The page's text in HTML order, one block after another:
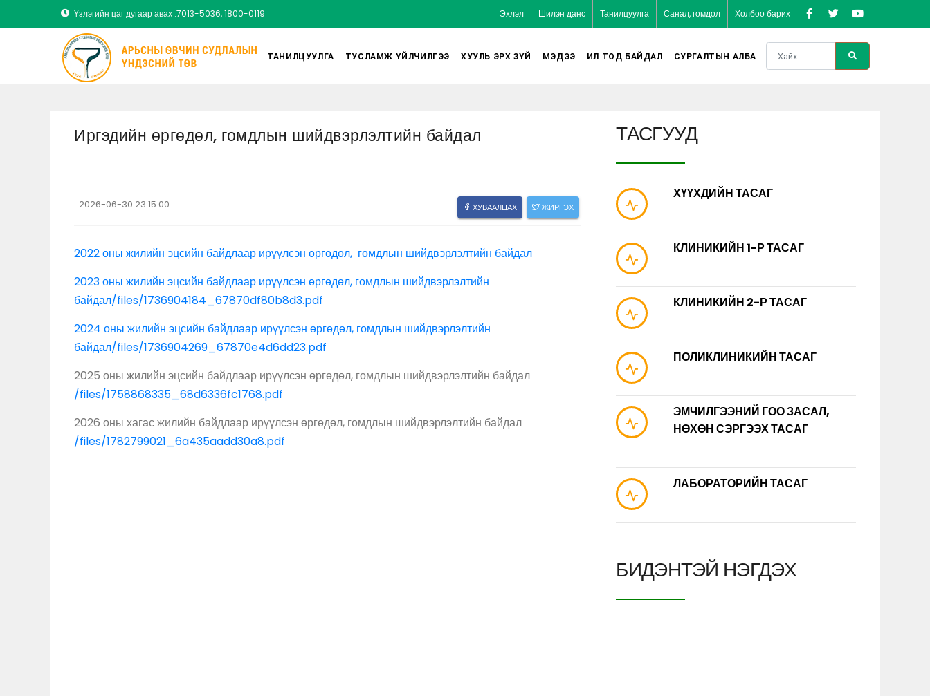
Үзлэгийн цаг дугаар авах :7013-5036, 1800-0119 Эхлэл Шилэн данс Танилцуулга Санал, гомдол Холбоо барих
ТАНИЛЦУУЛГА ТУСЛАМЖ ҮЙЛЧИЛГЭЭ ХУУЛЬ ЭРХ ЗҮЙ МЭДЭЭ ИЛ ТОД БАЙДАЛ СУРГАЛТЫН АЛБА
Иргэдийн өргөдөл, гомдлын шийдвэрлэлтийн байдал
2026-06-30 23:15:00 ХУВААЛЦАХ ЖИРГЭХ
2022 оны жилийн эцсийн байдлаар ирүүлсэн өргөдөл, гомдлын шийдвэрлэлтийн байдал
2023 оны жилийн эцсийн байдлаар ирүүлсэн өргөдөл, гомдлын шийдвэрлэлтийн
байдал/files/1736904184_67870df80b8d3.pdf
2024 оны жилийн эцсийн байдлаар ирүүлсэн өргөдөл, гомдлын шийдвэрлэлтийн
байдал/files/1736904269_67870e4d6dd23.pdf
2025 оны жилийн эцсийн байдлаар ирүүлсэн өргөдөл, гомдлын шийдвэрлэлтийн байдал
/files/1758868335_68d6336fc1768.pdf
2026 оны хагас жилийн байдлаар ирүүлсэн өргөдөл, гомдлын шийдвэрлэлтийн байдал
/files/1782799021_6a435aadd30a8.pdf
ТАСГУУД
ХҮҮХДИЙН ТАСАГ
КЛИНИКИЙН 1-Р ТАСАГ
КЛИНИКИЙН 2-Р ТАСАГ
ПОЛИКЛИНИКИЙН ТАСАГ
ЭМЧИЛГЭЭНИЙ ГОО ЗАСАЛ,
НӨХӨН СЭРГЭЭХ ТАСАГ
ЛАБОРАТОРИЙН ТАСАГ
БИДЭНТЭЙ НЭГДЭХ